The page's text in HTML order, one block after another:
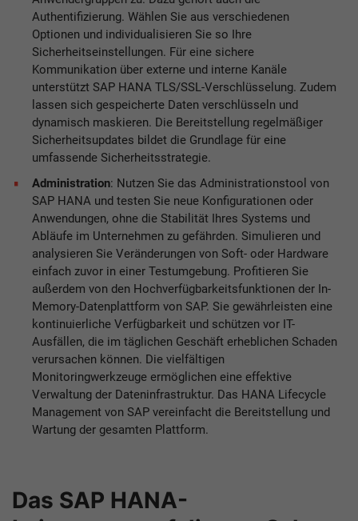
Authentifizierung. Wählen Sie aus verschiedenen
Optionen und individualisieren Sie so Ihre
Sicherheitseinstellungen. Für eine sichere
Kommunikation über externe und interne Kanäle
unterstützt SAP HANA TLS/SSL-Verschlüsselung. Zudem
lassen sich gespeicherte Daten verschlüsseln und
dynamisch maskieren. Die Bereitstellung regelmäßiger
Sicherheitsupdates bildet die Grundlage für eine
umfassende Sicherheitsstrategie.
Administration: Nutzen Sie das Administrationstool von
SAP HANA und testen Sie neue Konfigurationen oder
Anwendungen, ohne die Stabilität Ihres Systems und
Abläufe im Unternehmen zu gefährden. Simulieren und
analysieren Sie Veränderungen von Soft- oder Hardware
einfach zuvor in einer Testumgebung. Profitieren Sie
außerdem von den Hochverfügbarkeitsfunktionen der In-
Memory-Datenplattform von SAP. Sie gewährleisten eine
kontinuierliche Verfügbarkeit und schützen vor IT-
Ausfällen, die im täglichen Geschäft erheblichen Schaden
verursachen können. Die vielfältigen
Monitoringwerkzeuge ermöglichen eine effektive
Verwaltung der Dateninfrastruktur. Das HANA Lifecycle
Management von SAP vereinfacht die Bereitstellung und
Wartung der gesamten Plattform.
Das SAP HANA-